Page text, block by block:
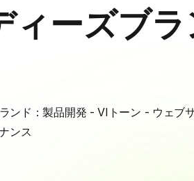
ィーズブ
ンド：製品開発 - VIトーン - ウェブ
ンス